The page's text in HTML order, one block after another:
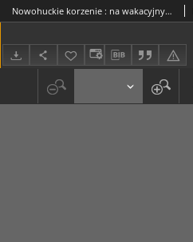
Nowohuckie korzenie : na wakacyjnym szlaku